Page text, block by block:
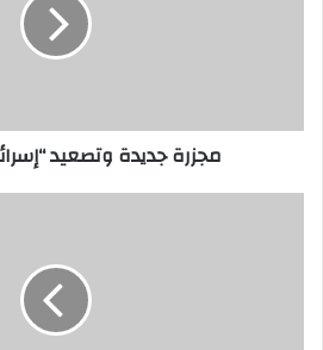
مجزرة جديدة وتصعيد